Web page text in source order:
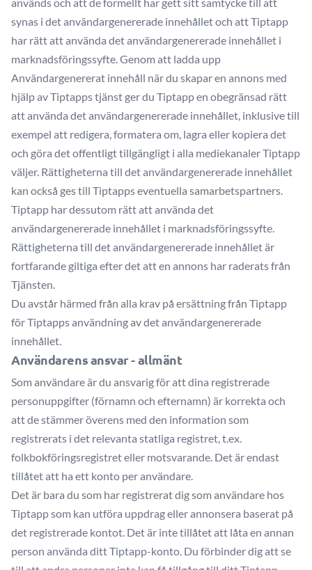
synas i det användargenererade innehållet och att Tiptapp
har rätt att använda det användargenererade innehållet i
marknadsföringssyfte. Genom att ladda upp
Användargenererat innehåll när du skapar en annons med
hjälp av Tiptapps tjänst ger du Tiptapp en obegränsad rätt
att använda det användargenererade innehållet, inklusive till
exempel att redigera, formatera om, lagra eller kopiera det
och göra det offentligt tillgängligt i alla mediekanaler Tiptapp
väljer. Rättigheterna till det användargenererade innehållet
kan också ges till Tiptapps eventuella samarbetspartners.
Tiptapp har dessutom rätt att använda det
användargenererade innehållet i marknadsföringssyfte.
Rättigheterna till det användargenererade innehållet är
fortfarande giltiga efter det att en annons har raderats från
Tjänsten.
Du avstår härmed från alla krav på ersättning från Tiptapp
för Tiptapps användning av det användargenererade
innehållet.
Användarens ansvar - allmänt
Som användare är du ansvarig för att dina registrerade
personuppgifter (förnamn och efternamn) är korrekta och
att de stämmer överens med den information som
registrerats i det relevanta statliga registret, t.ex.
folkbokföringsregistret eller motsvarande. Det är endast
tillåtet att ha ett konto per användare.
Det är bara du som har registrerat dig som användare hos
Tiptapp som kan utföra uppdrag eller annonsera baserat på
det registrerade kontot. Det är inte tillåtet att låta en annan
person använda ditt Tiptapp-konto. Du förbinder dig att se